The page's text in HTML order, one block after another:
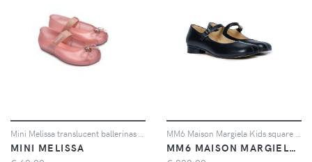
MINI MELISSA
MM6 MAISON MARGIELA KIDS